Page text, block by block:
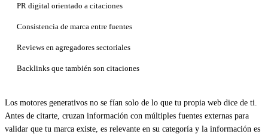
PR digital orientado a citaciones
Consistencia de marca entre fuentes
Reviews en agregadores sectoriales
Backlinks que también son citaciones
Los motores generativos no se fían solo de lo que tu propia web dice de ti.
Antes de citarte, cruzan información con múltiples fuentes externas para
validar que tu marca existe, es relevante en su categoría y la información es